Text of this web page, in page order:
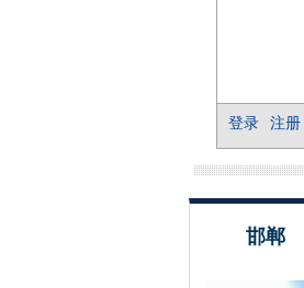
邯郸